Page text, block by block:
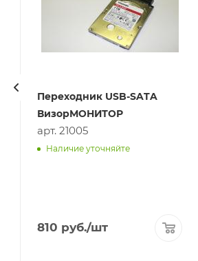
Переходник USB-SATA
ВизорМОНИТОР
арт. 21005
Наличие уточняйте
810 руб./шт